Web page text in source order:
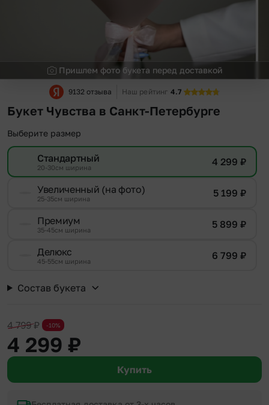
Пришлем фото букета перед доставкой
9132 отзыва Наш рейтинг 4.7
Букет Чувства в Санкт-Петербурге
Выберите размер
Стандартный
20-30см ширина 4 299 ₽
Увеличенный (на фото)
25-35см ширина 5 199 ₽
Премиум
35-45см ширина 5 899 ₽
Делюкс
45-55см ширина 6 799 ₽
Состав букета
4 799₽ -10%
4 299 ₽
Купить